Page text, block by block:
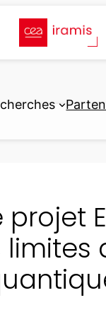
limites